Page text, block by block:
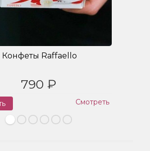
Конфеты Raffaello
790 ₽
Смотреть